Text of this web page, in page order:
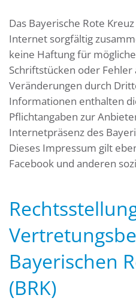
Das Bayerische Rote
Internet sorgfältig
keine Haftung für
Schriftstücken oder
Veränderungen durch
Informationen enthalten
Pflichtangaben zur
Internetpräsenz des
Dieses Impressum gilt
Facebook und anderen
Bayerischen
(BRK)